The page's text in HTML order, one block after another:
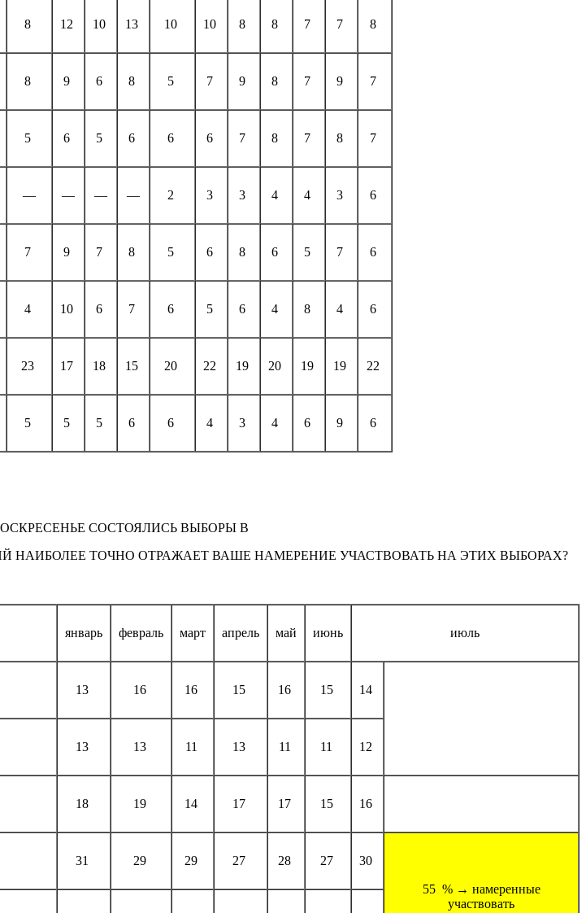
8 12 10 13 10 10 8 8 7 7 8
8 9 6 8 5 7 9 8 7 9 7
5 6 5 6 6 6 7 8 7 8 7
— — — — 2 3 3 4 4 3 6
7 9 7 8 5 6 8 6 5 7 6
4 10 6 7 6 5 6 4 8 4 6
23 17 18 15 20 22 19 20 19 19 22
5 5 5 6 6 4 3 4 6 9 6
СОСТОЯЛИСЬ ВЫБОРЫ В
ТОЧНО ОТРАЖАЕТ ВАШЕ НАМЕРЕНИЕ УЧАСТВОВАТЬ НА ЭТИХ ВЫБОРАХ?
январь февраль март апрель май июнь июль
13 16 16 15 16 15 14
13 13 11 13 11 11 12
18 19 14 17 17 15 16
31 29 29 27 28 27 30
55 % → намеренные
участвовать